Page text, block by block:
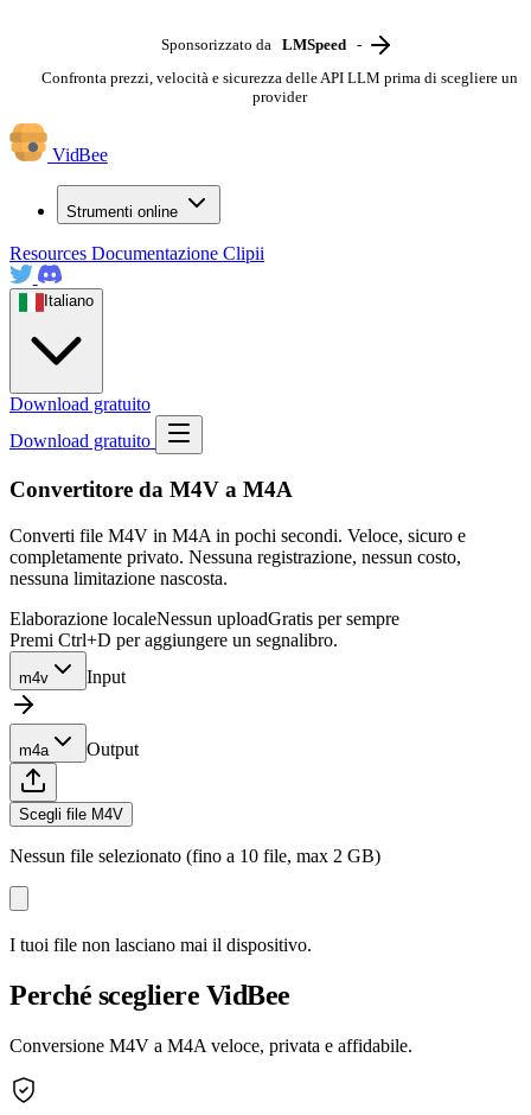
Sponsorizzato da LMSpeed
-
Confronta prezzi, velocità e sicurezza delle API LLM prima di scegliere un
provider
VidBee
Strumenti online
Resources Documentazione Clipii
Italiano
Download gratuito
Download gratuito
Convertitore da M4V a M4A
Converti file M4V in M4A in pochi secondi. Veloce, sicuro e
completamente privato. Nessuna registrazione, nessun costo,
nessuna limitazione nascosta.
Elaborazione localeNessun uploadGratis per sempre
Premi Ctrl+D per aggiungere un segnalibro.
m4v Input
m4a Output
Scegli file M4V
Nessun file selezionato (fino a 10 file, max 2 GB)
I tuoi file non lasciano mai il dispositivo.
Perché scegliere VidBee
Conversione M4V a M4A veloce, privata e affidabile.